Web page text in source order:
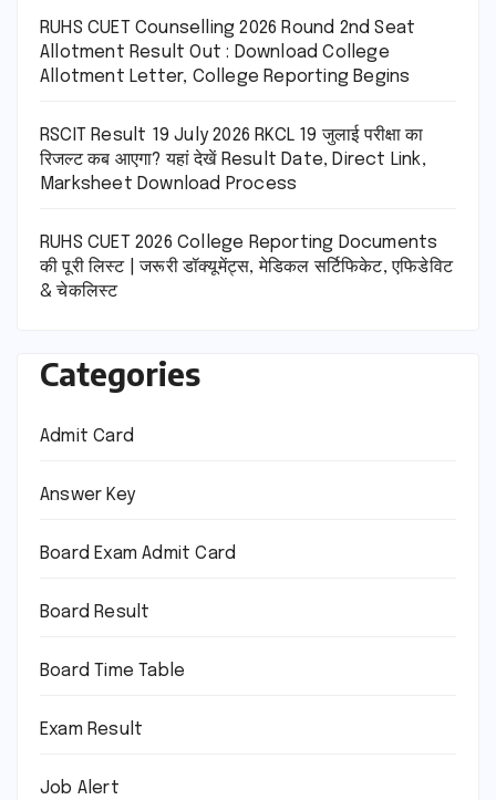
RUHS CUET Counselling 2026 Round 2nd Seat
Allotment Result Out : Download College
Allotment Letter, College Reporting Begins
RSCIT Result 19 July 2026 RKCL 19 जुलाई परीक्षा का
रिजल्ट कब आएगा? यहां देखें Result Date, Direct Link,
Marksheet Download Process
RUHS CUET 2026 College Reporting Documents
की पूरी लिस्ट | जरूरी डॉक्यूमेंट्स, मेडिकल सर्टिफिकेट, एफिडेविट
& चेकलिस्ट
Categories
Admit Card
Answer Key
Board Exam Admit Card
Board Result
Board Time Table
Exam Result
Job Alert